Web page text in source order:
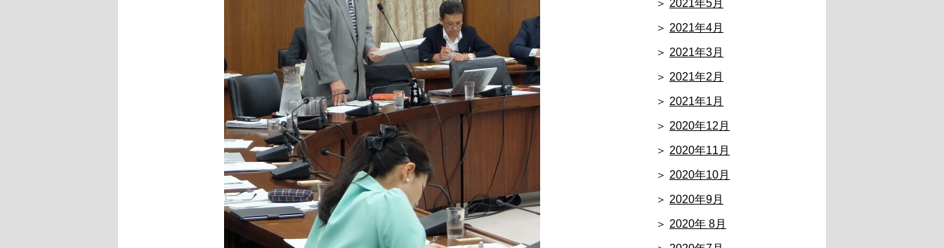
2021年5月
2021年4月
2021年3月
2021年2月
2021年1月
2020年12月
2020年11月
2020年10月
2020年9月
2020年 8月